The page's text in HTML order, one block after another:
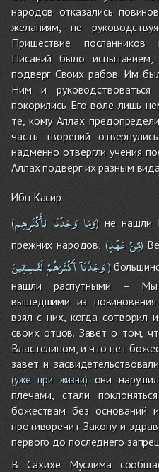
народов отказались
желаниям, не
Пришествие
Писаний было
подверг Своих рабов. Им
Ним и руководствоваться
покорились Его воле лишь
те, кому Аллах
часть творений
надменно отвергли учения
Аллах подверг их разным
Ибн Касир
( وَمَا وَجَدْنَا لاًّكْثَرِهِم ) не нашли
прежних народов; ( مِّنْعَهْدٍ )
وَجَدْنَآأَكْثَرَهُمْلَفَـسِقِينَ )
нашли распутными – Мы
вышедшими из
взял с них, когда
своих отцов. Завет о том,
Властелином, и что нет
завет и
(уже при жизни)они
плечами, стали
божествам без
противоречит Закону и
первого до последнего
В Сахихе Муслима